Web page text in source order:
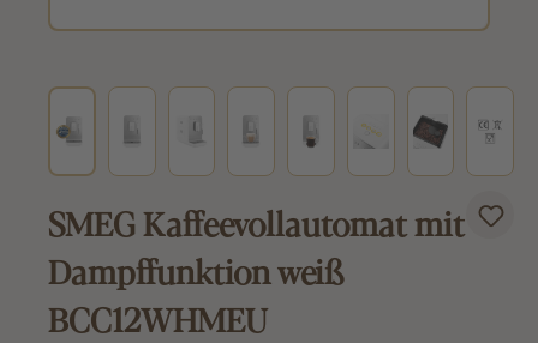
SMEG Kaffeevollautomat mit
Dampffunktion weiß
BCC12WHMEU